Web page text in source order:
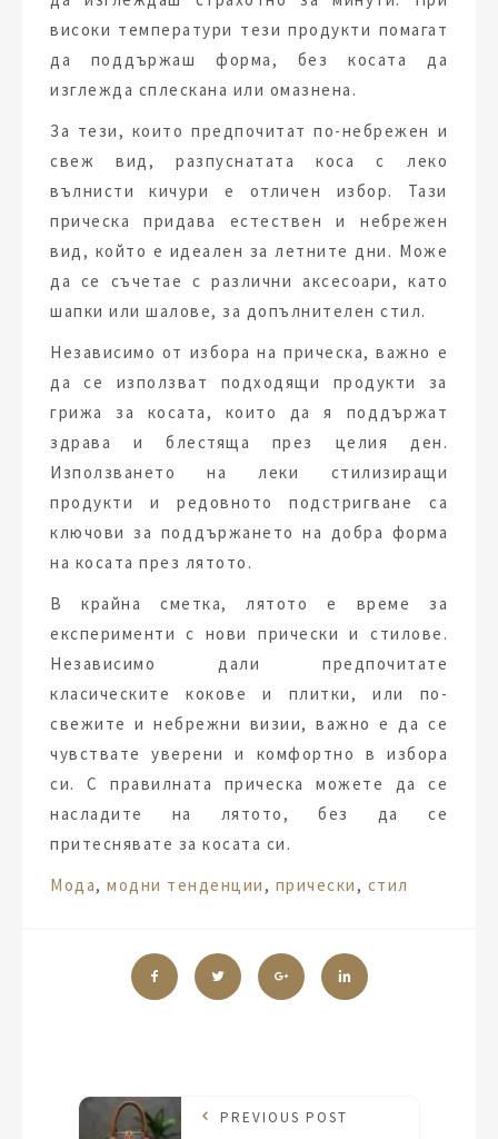
високи температури тези продукти помагат
да поддържаш форма, без косата да
изглежда сплескана или омазнена.
За тези, които предпочитат по-небрежен и
свеж вид, разпуснатата коса с леко
вълнисти кичури е отличен избор. Тази
прическа придава естествен и небрежен
вид, който е идеален за летните дни. Може
да се съчетае с различни аксесоари, като
шапки или шалове, за допълнителен стил.
Независимо от избора на прическа, важно е
да се използват подходящи продукти за
грижа за косата, които да я поддържат
здрава и блестяща през целия ден.
Използването на леки стилизиращи
продукти и редовното подстригване са
ключови за поддържането на добра форма
на косата през лятото.
В крайна сметка, лятото е време за
експерименти с нови прически и стилове.
Независимо дали предпочитате
класическите кокове и плитки, или по-
свежите и небрежни визии, важно е да се
чувствате уверени и комфортно в избора
си. С правилната прическа можете да се
насладите на лятото, без да се
притеснявате за косата си.
Tags:
Мода, модни тенденции, прически, стил
PREVIOUS POST